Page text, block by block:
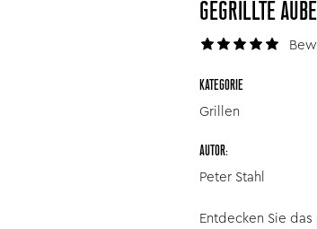
GEGRILLTE
KATEGORIE
Grillen
AUTOR:
Peter Stahl
Entdecken Sie